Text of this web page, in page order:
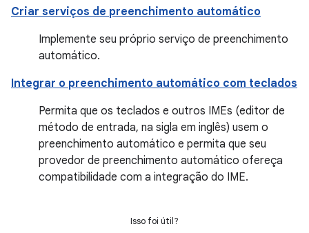
Criar serviços de preenchimento automático
Implemente seu próprio serviço de preenchimento
automático.
Integrar o preenchimento automático com teclados
Permita que os teclados e outros IMEs (editor de
método de entrada, na sigla em inglês) usem o
preenchimento automático e permita que seu
provedor de preenchimento automático ofereça
compatibilidade com a integração do IME.
Isso foi útil?